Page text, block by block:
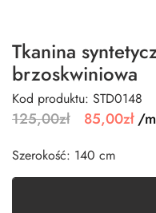
Tkanina
brzoskwiniowa
Kod produktu: STD0148
125,00zł 85,00zł/m
Szerokość: 140 cm